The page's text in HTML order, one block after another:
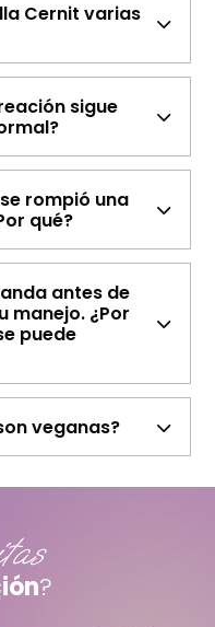
Cernit varias
sigue
rompió una
qué?
antes de
manejo. ¿Por
puede
veganas?
?